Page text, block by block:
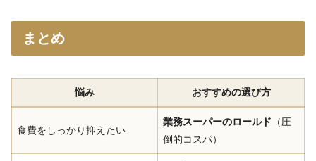
まとめ
悩み おすすめの選び方
食費をしっかり抑えたい
業務スーパーのロールド （圧
倒的コスパ）